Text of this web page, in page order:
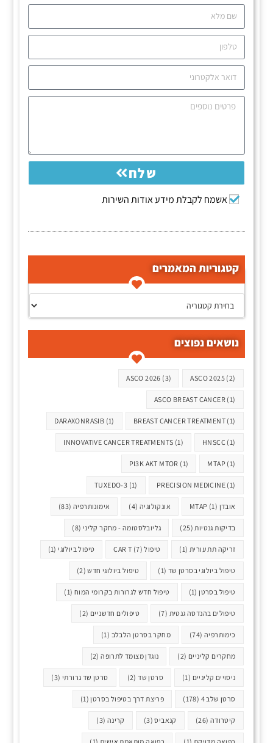
אשמח לקבלת מידע אודות השירות
שלח
קטגוריות המאמרים
קטגוריות המאמרים
נושאים נפוצים
תגיות
ASCO 2025(2)
ASCO 2026 (3)
ASCO BREAST CANCER(1)
BREAST CANCER TREATMENT(1)
DARAXONRASIB (1)
HNSCC (1)
INNOVATIVE CANCER TREATMENTS (1)
MTAP(1)
PI3K AKT MTOR (1)
PRECISION MEDICINE(1)
TUXEDO-3 (1)
אובדן MTAP (1) אונקולוגיה (4) אימונותרפיה (83)
בדיקות גנטיות (25) גליובלסטומה - מחקר קליני (8)
זריקה תת עורית (1) טיפול CAR T (7) טיפול ביולוגי(1)
טיפול ביולוגי בסרטן שד (1) טיפול ביולוגי חדש(2)
טיפול בסרטן(1) טיפול חדש לגרורות בקרומי המוח (1)
טיפולים בהנדסה גנטית (7) טיפולים חדשניים (2)
כימותרפיה (74) מחקר בסרטן הלבלב (1)
מחקרים קליניים (2) נוגדן מצומד לתרופה(2)
ניסויים קליניים (1) סרטן שד(2) סרטן שד גרורתי (3)
סרטן שלב 4 (178) פריצת דרך בטיפול בסרטן(1)
קיטרודה (26) קנאביס(3) קרינה (3)